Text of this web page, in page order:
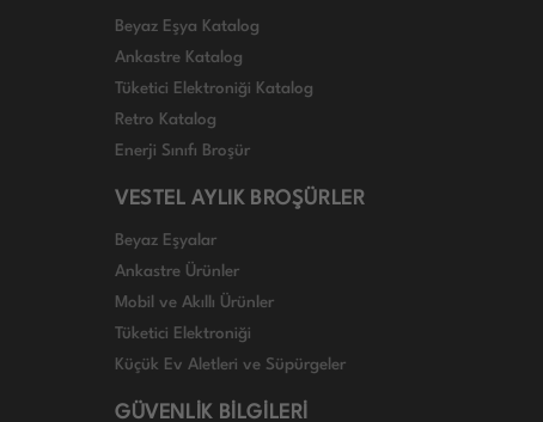
Beyaz Eşya Katalog
Ankastre Katalog
Tüketici Elektroniği Katalog
Retro Katalog
Enerji Sınıfı Broşür
VESTEL AYLIK BROŞÜRLER
Beyaz Eşyalar
Ankastre Ürünler
Mobil ve Akıllı Ürünler
Tüketici Elektroniği
Küçük Ev Aletleri ve Süpürgeler
GÜVENLİK BİLGİLERİ